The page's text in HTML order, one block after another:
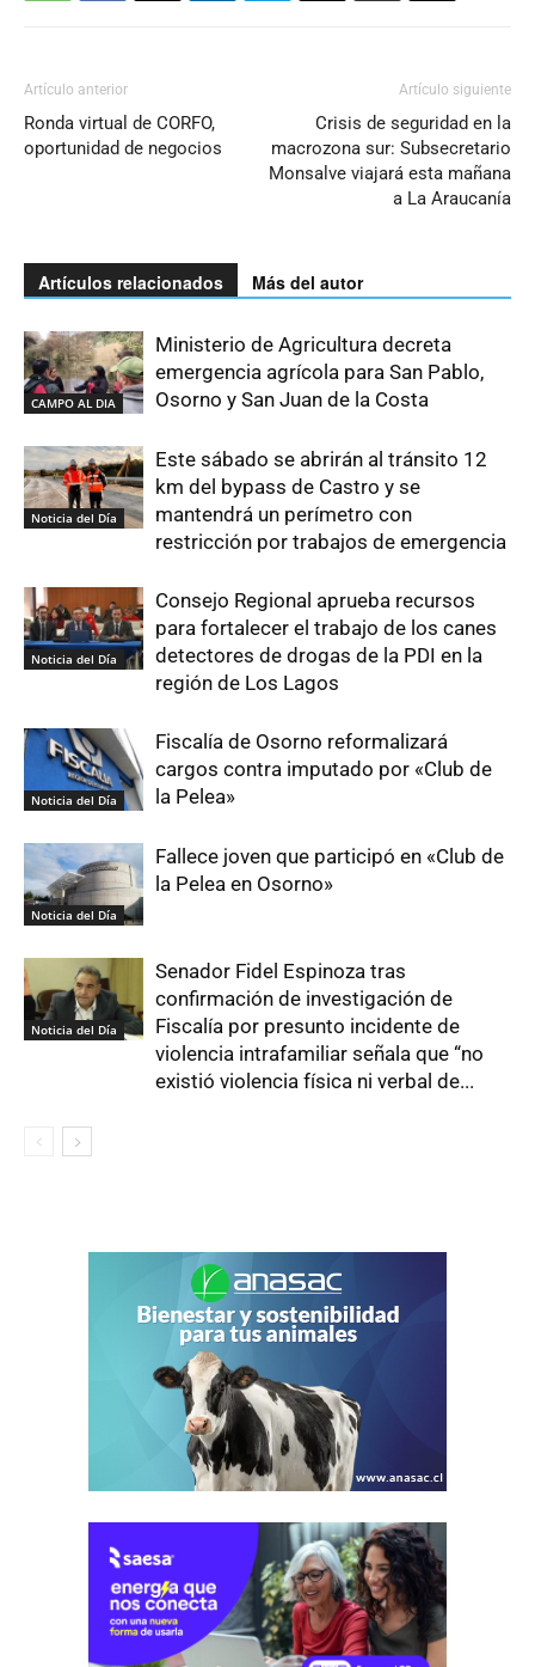
Artículo anterior
Ronda virtual de CORFO,
oportunidad de negocios
Artículo siguiente
Crisis de seguridad en la
macrozona sur: Subsecretario
Monsalve viajará esta mañana
a La Araucanía
Artículos relacionados Más del autor
CAMPO AL DIA
Ministerio de Agricultura decreta
emergencia agrícola para San Pablo,
Osorno y San Juan de la Costa
Noticia del Día
Este sábado se abrirán al tránsito 12
km del bypass de Castro y se
mantendrá un perímetro con
restricción por trabajos de emergencia
Noticia del Día
Consejo Regional aprueba recursos
para fortalecer el trabajo de los canes
detectores de drogas de la PDI en la
región de Los Lagos
Noticia del Día
Fiscalía de Osorno reformalizará
cargos contra imputado por «Club de
la Pelea»
Noticia del Día
Fallece joven que participó en «Club de
la Pelea en Osorno»
Noticia del Día
Senador Fidel Espinoza tras
confirmación de investigación de
Fiscalía por presunto incidente de
violencia intrafamiliar señala que “no
existió violencia física ni verbal de...